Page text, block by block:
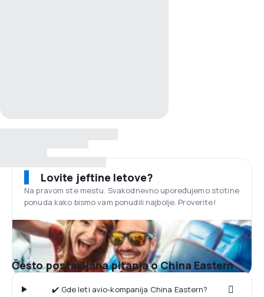
Lovite jeftine letove?
Na pravom ste mestu. Svakodnevno upoređujemo stotine
ponuda kako bismo vam ponudili najbolje. Proverite!
Često postavljana pitanja o China Eastern
✔️ Gde leti avio-kompanija China Eastern?